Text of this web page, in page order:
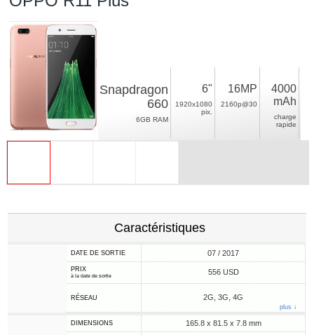
Snapdragon
660
6GB RAM
6"
1920x1080
pix.
16MP
2160p@30
4000
mAh
charge
rapide
Caractéristiques
DATE DE SORTIE 07 / 2017
PRIX
à la date de sortie 556 USD
RÉSEAU 2G, 3G, 4G
plus ↓
DIMENSIONS 165.8 x 81.5 x 7.8 mm